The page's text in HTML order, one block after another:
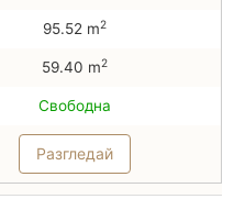
95.52 m2
59.40 m2
Свободна
Разгледай